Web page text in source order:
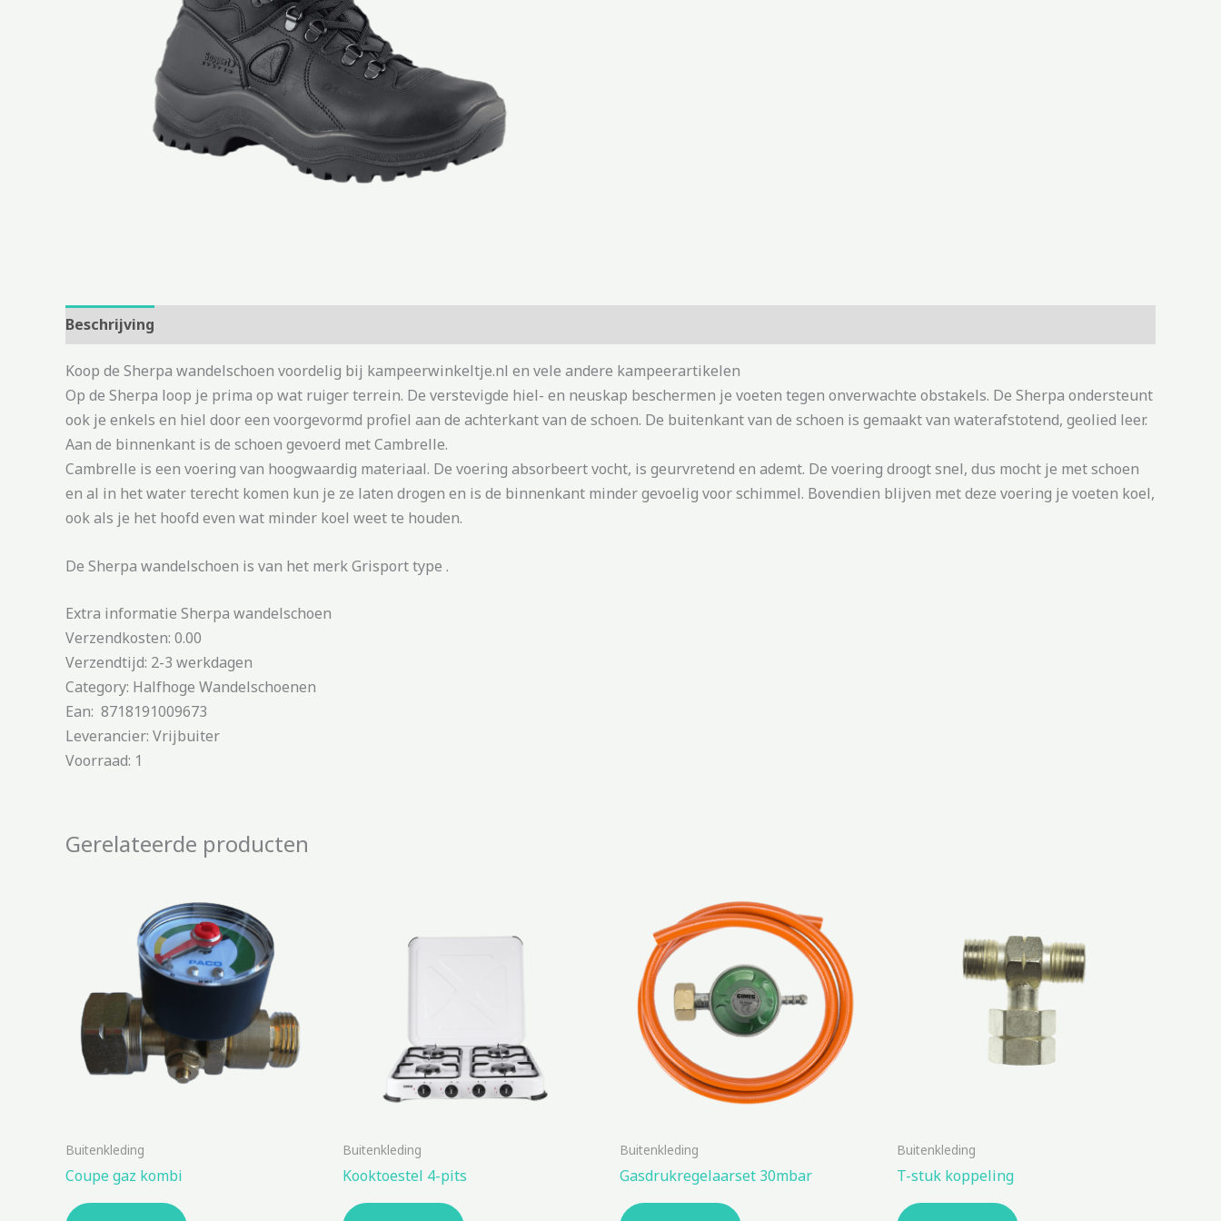
Beschrijving
Koop de Sherpa wandelschoen voordelig bij kampeerwinkeltje.nl en vele andere kampeerartikelen
Op de Sherpa loop je prima op wat ruiger terrein. De verstevigde hiel- en neuskap beschermen je voeten tegen onverwachte obstakels. De Sherpa ondersteunt
ook je enkels en hiel door een voorgevormd profiel aan de achterkant van de schoen. De buitenkant van de schoen is gemaakt van waterafstotend, geolied leer.
Aan de binnenkant is de schoen gevoerd met Cambrelle.
Cambrelle is een voering van hoogwaardig materiaal. De voering absorbeert vocht, is geurvretend en ademt. De voering droogt snel, dus mocht je met schoen
en al in het water terecht komen kun je ze laten drogen en is de binnenkant minder gevoelig voor schimmel. Bovendien blijven met deze voering je voeten koel,
ook als je het hoofd even wat minder koel weet te houden.
De Sherpa wandelschoen is van het merk Grisport type .
Extra informatie Sherpa wandelschoen
Verzendkosten: 0.00
Verzendtijd: 2-3 werkdagen
Category: Halfhoge Wandelschoenen
Ean: 8718191009673
Leverancier: Vrijbuiter
Voorraad: 1
Gerelateerde producten
Buitenkleding
Coupe gaz kombi
Buitenkleding
Kooktoestel 4-pits
Buitenkleding
Gasdrukregelaarset 30mbar
Buitenkleding
T-stuk koppeling